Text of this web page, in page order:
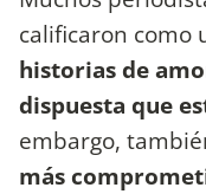
calificaron como
historias de
dispuesta que
embargo,
más